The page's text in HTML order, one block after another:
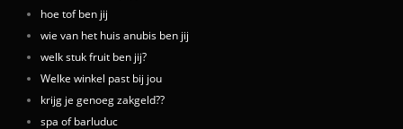
hoe tof ben jij
wie van het huis anubis ben jij
welk stuk fruit ben jij?
Welke winkel past bij jou
krijg je genoeg zakgeld??
spa of barluduc